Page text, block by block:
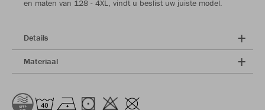
en maten van 128 - 4XL, vindt u beslist uw juiste model.
Details
Materiaal